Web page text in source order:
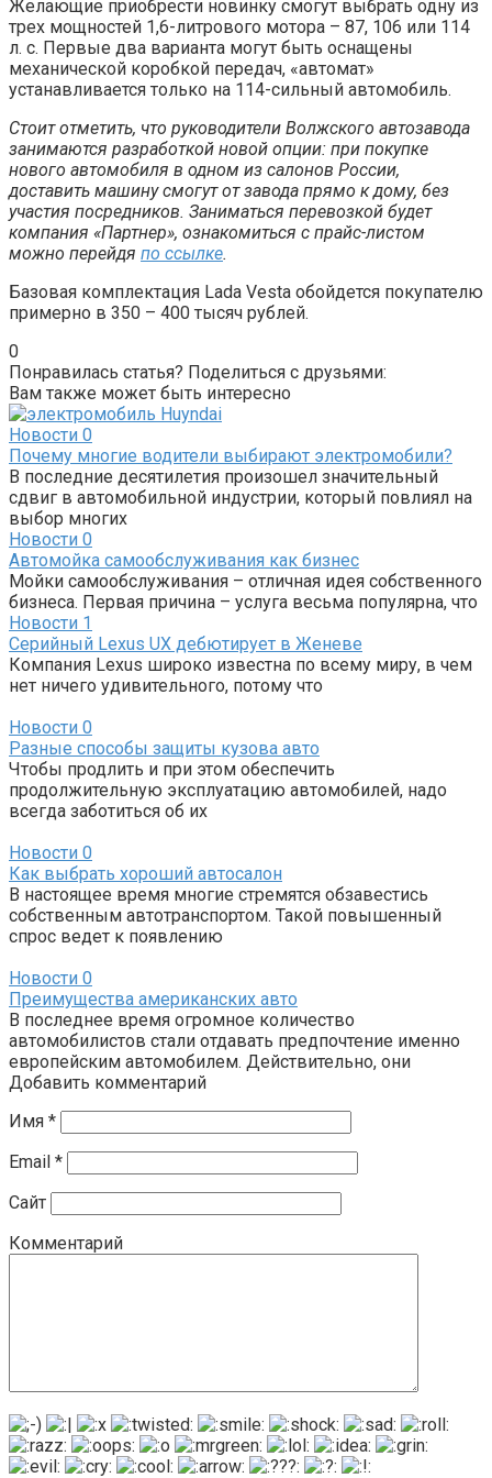
Желающие приобрести новинку смогут выбрать одну из
трех мощностей 1,6-литрового мотора – 87, 106 или 114
л. с. Первые два варианта могут быть оснащены
механической коробкой передач, «автомат»
устанавливается только на 114-сильный автомобиль.
Стоит отметить, что руководители Волжского автозавода
занимаются разработкой новой опции: при покупке
нового автомобиля в одном из салонов России,
доставить машину смогут от завода прямо к дому, без
участия посредников. Заниматься перевозкой будет
компания «Партнер», ознакомиться с прайс-листом
можно перейдя по ссылке.
Базовая комплектация Lada Vesta обойдется покупателю
примерно в 350 – 400 тысяч рублей.
0
Понравилась статья? Поделиться с друзьями:
Вам также может быть интересно
Новости 0
Почему многие водители выбирают электромобили?
В последние десятилетия произошел значительный
сдвиг в автомобильной индустрии, который повлиял на
выбор многих
Новости 0
Автомойка самообслуживания как бизнес
Мойки самообслуживания – отличная идея собственного
бизнеса. Первая причина – услуга весьма популярна, что
Новости 1
Серийный Lexus UX дебютирует в Женеве
Компания Lexus широко известна по всему миру, в чем
нет ничего удивительного, потому что
Новости 0
Разные способы защиты кузова авто
Чтобы продлить и при этом обеспечить
продолжительную эксплуатацию автомобилей, надо
всегда заботиться об их
Новости 0
Как выбрать хороший автосалон
В настоящее время многие стремятся обзавестись
собственным автотранспортом. Такой повышенный
спрос ведет к появлению
Новости 0
Преимущества американских авто
В последнее время огромное количество
автомобилистов стали отдавать предпочтение именно
европейским автомобилем. Действительно, они
Добавить комментарий
Имя *
Email *
Сайт
Комментарий